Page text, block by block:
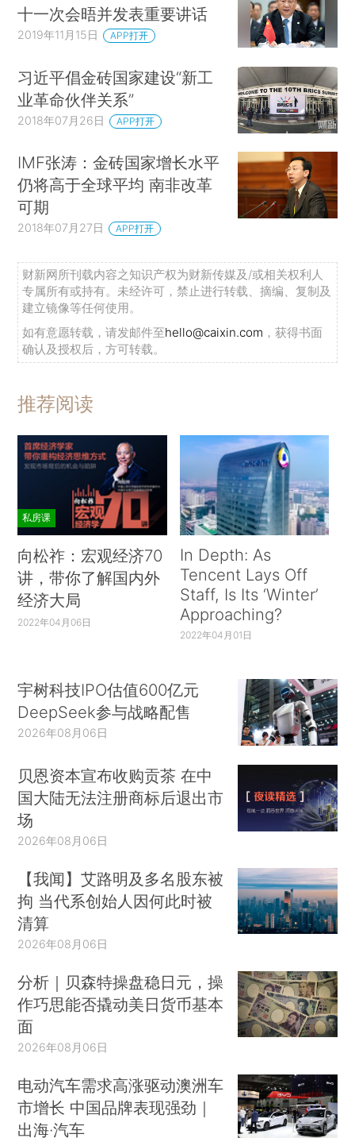
十一次会晤并发表重要讲话
2019年11月15日 APP打开
习近平倡金砖国家建设“新工
业革命伙伴关系”
2018年07月26日 APP打开
IMF张涛：金砖国家增长水平
仍将高于全球平均 南非改革
可期
2018年07月27日 APP打开
财新网所刊载内容之知识产权为财新传媒及/或相关权利人
专属所有或持有。未经许可，禁止进行转载、摘编、复制及
建立镜像等任何使用。
如有意愿转载，请发邮件至hello@caixin.com ，获得书面
确认及授权后，方可转载。
推荐阅读
私房课
向松祚：宏观经济70
讲，带你了解国内外
经济大局
2022年04月06日
In Depth: As
Tencent Lays Off
Staff, Is Its ‘Winter’
Approaching?
2022年04月01日
宇树科技IPO估值600亿元
DeepSeek参与战略配售
2026年08月06日
贝恩资本宣布收购贡茶 在中
国大陆无法注册商标后退出市
场
2026年08月06日
【我闻】艾路明及多名股东被
拘 当代系创始人因何此时被
清算
2026年08月06日
分析｜贝森特操盘稳日元，操
作巧思能否撬动美日货币基本
面
2026年08月06日
电动汽车需求高涨驱动澳洲车
市增长 中国品牌表现强劲｜
出海·汽车